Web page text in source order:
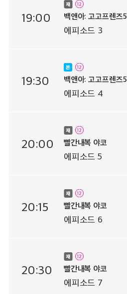
19:00 백앤아: 고고프렌즈5
에피소드 3
19:30 백앤아: 고고프렌즈5
에피소드 4
20:00 빨간내복 야코
에피소드 5
20:15 빨간내복 야코
에피소드 6
20:30 빨간내복 야코
에피소드 7